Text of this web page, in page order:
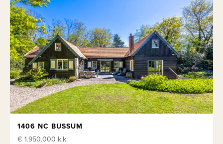
1406 NC BUSSUM
€ 1.950.000 k.k.